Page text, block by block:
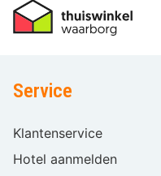
Service
Klantenservice
Hotel aanmelden